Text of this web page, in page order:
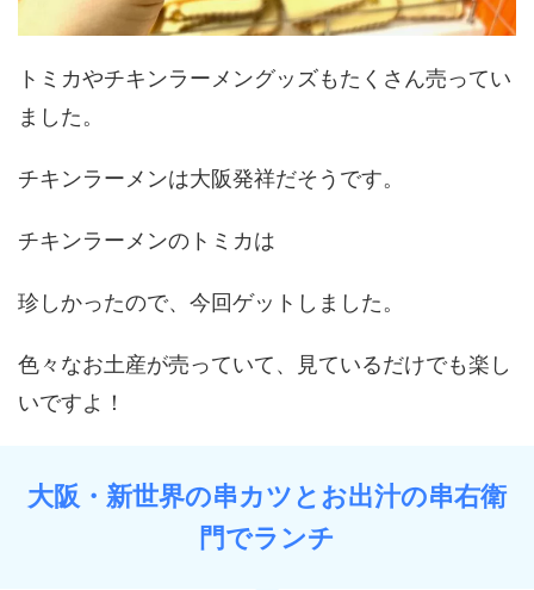
トミカやチキンラーメングッズもたくさん売ってい
ました。
チキンラーメンは大阪発祥だそうです。
チキンラーメンのトミカは
珍しかったので、今回ゲットしました。
色々なお土産が売っていて、見ているだけでも楽し
いですよ！
大阪・新世界の串カツとお出汁の串右衛
門でランチ